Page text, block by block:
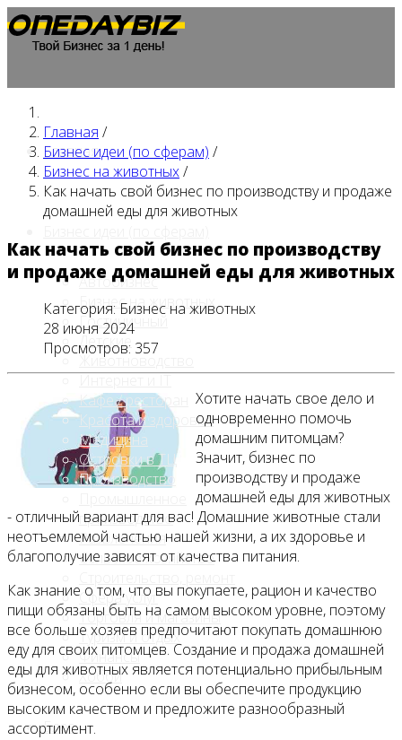
Главная
Автобизнес
Бизнес на животных
Гостиничный
Детские
Животноводство
Кафе / ресторан
Красота и здоровье
Медицина
Островки в ТЦ
Производство
производство
Развлечения
Сельское хозяйство
Сфера услуг
Торговля и магазины
Туризм и отдых
Финансы
Хобби
Блог
Главная /
Бизнес идеи (по сферам) /
Бизнес на животных/
Как начать свой бизнес по производству и продаже
домашней еды для животных
Как начать свой бизнес по производству
и продаже домашней еды для животных
Категория: Бизнес на животных
28 июня 2024
Просмотров: 357
Хотите начать свое дело и
одновременно помочь
домашним питомцам?
Значит, бизнес по
производству и продаже
домашней еды для животных
- отличный вариант для вас! Домашние животные стали
неотъемлемой частью нашей жизни, а их здоровье и
благополучие зависят от качества питания.
Как знание о том, что вы покупаете, рацион и качество
пищи обязаны быть на самом высоком уровне, поэтому
все больше хозяев предпочитают покупать домашнюю
еду для своих питомцев. Создание и продажа домашней
еды для животных является потенциально прибыльным
бизнесом, особенно если вы обеспечите продукцию
высоким качеством и предложите разнообразный
ассортимент.